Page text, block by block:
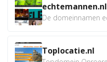
echtemannen.nl
Toplocatie.nl